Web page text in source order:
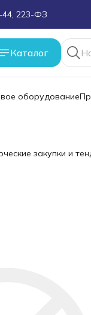
под ТЗ
в чат
и под заказ
Каталог
оборудование
закупки и